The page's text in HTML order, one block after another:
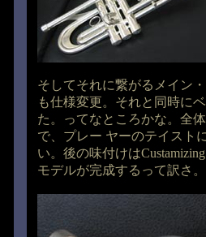
そしてそれに繋がるメイン
も仕様変更。それと同時に
た。ってなところかな。全
で、プレー ヤーのテイスト
い。後の味付けは
モデルが完成するって訳さ。